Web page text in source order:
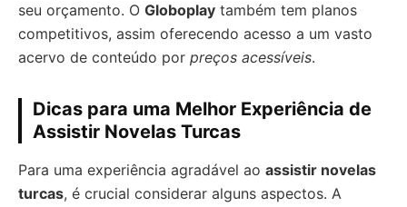
seu orçamento. O Globoplay também tem planos
competitivos, assim oferecendo acesso a um vasto
acervo de conteúdo por preços acessíveis.
Dicas para uma Melhor Experiência de
Assistir Novelas Turcas
Para uma experiência agradável ao assistir novelas
turcas, é crucial considerar alguns aspectos. A